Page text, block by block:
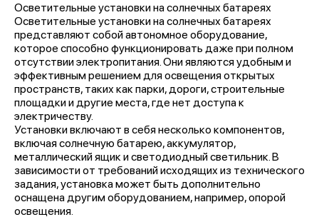
Осветительные установки на солнечных батареях
Осветительные установки на солнечных батареях
представляют собой автономное оборудование,
которое способно функционировать даже при полном
отсутствии электропитания. Они являются удобным и
эффективным решением для освещения открытых
пространств, таких как парки, дороги, строительные
площадки и другие места, где нет доступа к
электричеству.
Установки включают в себя несколько компонентов,
включая солнечную батарею, аккумулятор,
металлический ящик и светодиодный светильник. В
зависимости от требований исходящих из технического
задания, установка может быть дополнительно
оснащена другим оборудованием, например, опорой
освещения.